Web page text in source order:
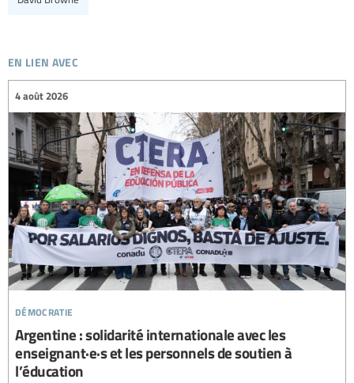
en lien avec
démocratie
4 août 2026
Argentine : solidarité internationale avec les
enseignant·e·s et les personnels de soutien à
l’éducation